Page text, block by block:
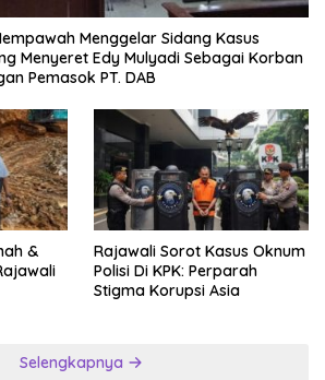
Menggelar Sidang Kasus
Menyeret Edy Mulyadi Sebagai Korban
Pemasok PT. DAB
&
Rajawali Sorot Kasus Oknum
Polisi Di KPK: Perparah
Stigma Korupsi Asia
Selengkapnya